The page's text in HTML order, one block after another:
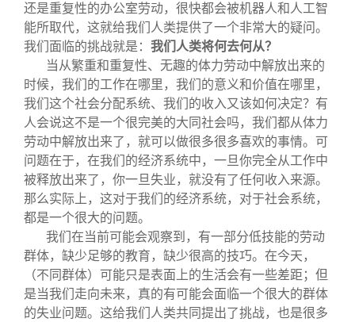
还是重复性的办公室劳动，很快都会被机器人和人工智
能所取代，这就给我们人类提供了一个非常大的疑问。
我们面临的挑战就是： 我们人类将何去何从？
当从繁重和重复性、无趣的体力劳动中解放出来的
时候，我们的工作在哪里，我们的意义和价值在哪里，
我们这个社会分配系统、我们的收入又该如何决定？有
人会说这不是一个很完美的大同社会吗，我们都从体力
劳动中解放出来了，就可以做很多很多喜欢的事情。可
问题在于，在我们的经济系统中，一旦你完全从工作中
被释放出来了，你一旦失业，就没有了任何收入来源。
那么实际上，这对于我们的经济系统，对于社会系统，
都是一个很大的问题。
我们在当前可能会观察到，有一部分低技能的劳动
群体，缺少足够的教育，缺少很高的技巧。在今天，
（不同群体）可能只是表面上的生活会有一些差距；但
是当我们走向未来，真的有可能会面临一个很大的群体
的失业问题。这给我们人类共同提出了挑战，也是很多